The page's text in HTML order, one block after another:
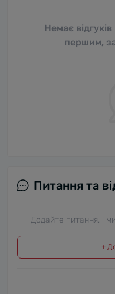
Немає
першим,
Питання та
Додайте питання, і
+